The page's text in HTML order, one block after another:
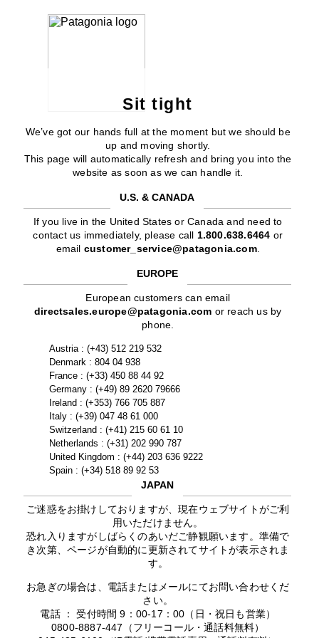
Sit tight
We’ve got our hands full at the moment but we should be
up and moving shortly.
This page will automatically refresh and bring you into the
website as soon as we can handle it.
U.S. & CANADA
If you live in the United States or Canada and need to
contact us immediately, please call 1.800.638.6464 or
email customer_service@patagonia.com.
EUROPE
European customers can email
directsales.europe@patagonia.com or reach us by
phone.
Austria : (+43) 512 219 532
Denmark : 804 04 938
France : (+33) 450 88 44 92
Germany : (+49) 89 2620 79666
Ireland : (+353) 766 705 887
Italy : (+39) 047 48 61 000
Switzerland : (+41) 215 60 61 10
Netherlands : (+31) 202 990 787
United Kingdom : (+44) 203 636 9222
Spain : (+34) 518 89 92 53
JAPAN
ご迷惑をお掛けしておりますが、現在ウェブサイトがご利
用いただけません。
恐れ入りますがしばらくのあいだご静観願います。準備で
き次第、ページが自動的に更新されてサイトが表示されま
す。
お急ぎの場合は、電話またはメールにてお問い合わせくだ
さい。
電話 ： 受付時間 9：00-17：00（日・祝日も営業）
0800-8887-447（フリーコール・通話料無料）